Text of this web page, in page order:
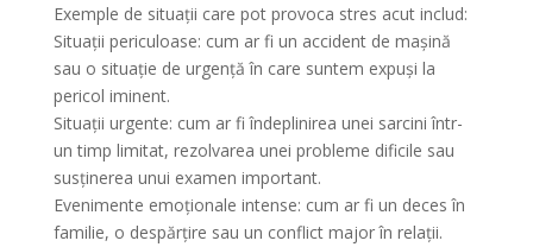
Exemple de situații care pot provoca stres acut includ:
Situații periculoase: cum ar fi un accident de mașină
sau o situație de urgență în care suntem expuși la
pericol iminent.
Situații urgente: cum ar fi îndeplinirea unei sarcini într-
un timp limitat, rezolvarea unei probleme dificile sau
susținerea unui examen important.
Evenimente emoționale intense: cum ar fi un deces în
familie, o despărțire sau un conflict major în relații.